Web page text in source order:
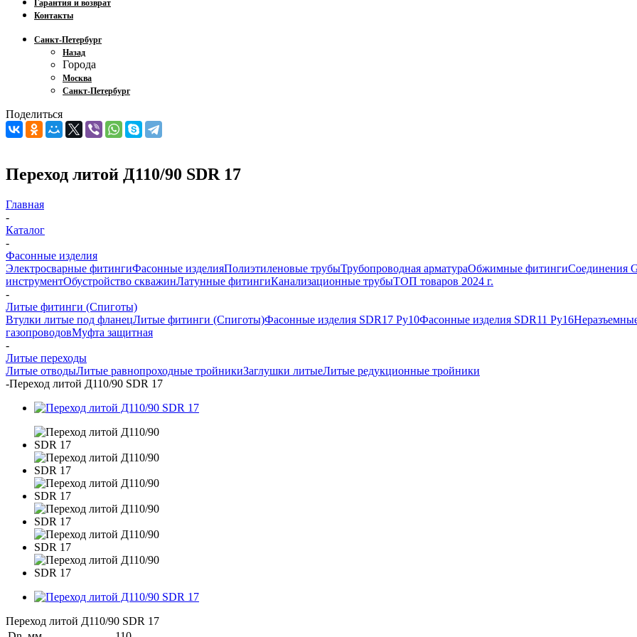
Гарантия и возврат
Контакты
Санкт-Петербург
Назад
Города
Москва
Санкт-Петербург
Поделиться
Переход литой Д110/90 SDR 17
Главная
-
Каталог
-
Фасонные изделия
Электросварные фитингиФасонные изделияПолиэтиленовые трубыТрубопроводная арматураОбжимные фитингиСоединения
инструментОбустройство скважинЛатунные фитингиКанализационные трубыТОП товаров 2024 г.
-
Литые фитинги (Спиготы)
Втулки литые под фланецЛитые фитинги (Спиготы)Фасонные изделия SDR17 Ру10Фасонные изделия SDR11 Ру16
газопроводовМуфта защитная
-
Литые переходы
Литые отводыЛитые равнопроходные тройникиЗаглушки литыеЛитые редукционные тройники
-Переход литой Д110/90 SDR 17
Переход литой Д110/90 SDR 17